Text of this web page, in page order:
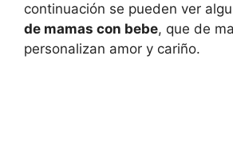
continuación se pueden ver
de mamas con bebe, que de
personalizan amor y cariño.